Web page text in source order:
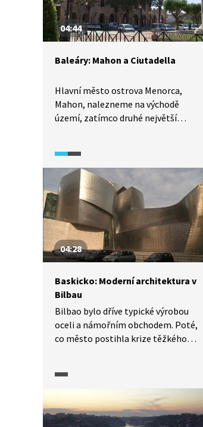
zločinu“.
04:44
Baleáry: Mahon a Ciutadella
Hlavní město ostrova Menorca,
Mahon, nalezneme na východě
území, zatímco druhé největší
ztratila status hlavního města,
proto mezi obyvateli obou měst
panují antipatie. Přesto toho obě
města mají mnoho společného,
například to jsou důležité přístavy.
04:28
Baskicko: Moderní architektura v
Bilbau
Bilbao bylo dříve typické výrobou
oceli a námořním obchodem. Poté,
co město postihla krize těžkého
napomohly futuristické stavby.
Guggenheimova muzea, za zmínku
stojí most přes řeku Nervión nebo